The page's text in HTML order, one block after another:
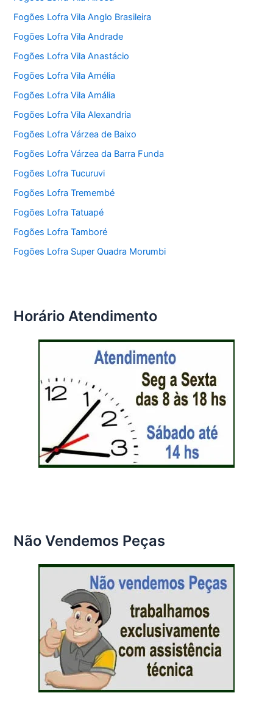
Fogões Lofra Vila Anglo Brasileira
Fogões Lofra Vila Andrade
Fogões Lofra Vila Anastácio
Fogões Lofra Vila Amélia
Fogões Lofra Vila Amália
Fogões Lofra Vila Alexandria
Fogões Lofra Várzea de Baixo
Fogões Lofra Várzea da Barra Funda
Fogões Lofra Tucuruvi
Fogões Lofra Tremembé
Fogões Lofra Tatuapé
Fogões Lofra Tamboré
Fogões Lofra Super Quadra Morumbi
Horário Atendimento
Não Vendemos Peças